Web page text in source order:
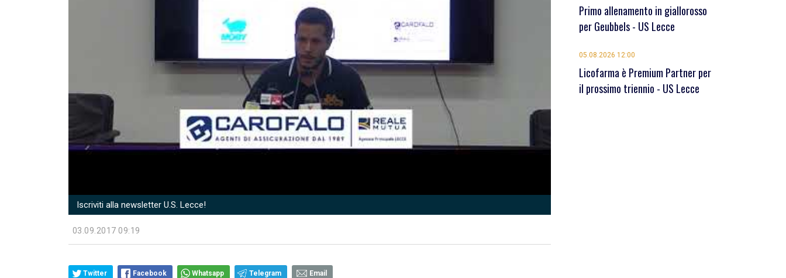
Iscriviti alla newsletter U.S. Lecce!
03.09.2017 09:19
Twitter Facebook Whatsapp Telegram Email
Primo allenamento in giallorosso
per Geubbels - US Lecce
05.08.2026 12:00
Licofarma è Premium Partner per
il prossimo triennio - US Lecce